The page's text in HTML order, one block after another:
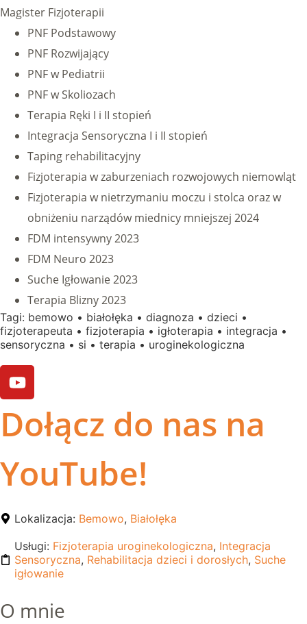
Magister Fizjoterapii
PNF Podstawowy
PNF Rozwijający
PNF w Pediatrii
PNF w Skoliozach
Terapia Ręki I i II stopień
Integracja Sensoryczna I i II stopień
Taping rehabilitacyjny
Fizjoterapia w zaburzeniach rozwojowych niemowląt
Fizjoterapia w nietrzymaniu moczu i stolca oraz w
obniżeniu narządów miednicy mniejszej 2024
FDM intensywny 2023
FDM Neuro 2023
Suche Igłowanie 2023
Terapia Blizny 2023
Tagi: bemowo • białołęka • diagnoza • dzieci •
fizjoterapeuta • fizjoterapia • igłoterapia • integracja •
sensoryczna • si • terapia • uroginekologiczna
Dołącz do nas na
YouTube!
Lokalizacja: Bemowo, Białołęka
Usługi: Fizjoterapia uroginekologiczna, Integracja
Sensoryczna, Rehabilitacja dzieci i dorosłych, Suche
igłowanie
O mnie